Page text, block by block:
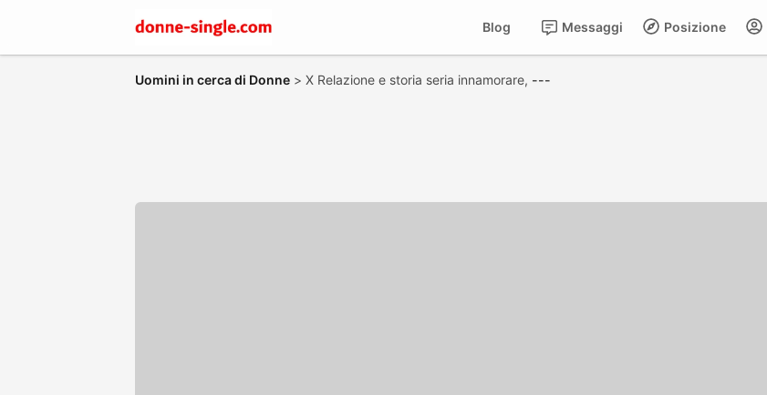
Posizione
Messaggi
Blog
Uomini in cerca di Donne > X Relazione e storia seria innamorare, ---